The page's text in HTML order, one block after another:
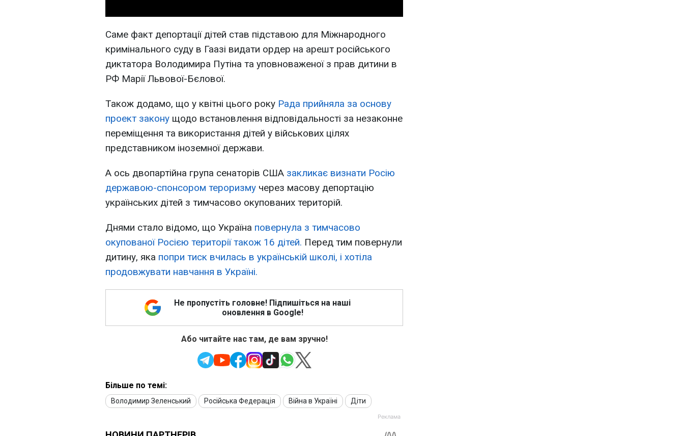
Саме факт депортації дітей став підставою для Міжнародного
кримінального суду в Гаазі видати ордер на арешт російського
диктатора Володимира Путіна та уповноваженої з прав дитини в
РФ Марії Львової-Бєлової.
Також додамо, що у квітні цього року Рада прийняла за основу
проект закону щодо встановлення відповідальності за незаконне
переміщення та використання дітей у військових цілях
представником іноземної держави.
А ось двопартійна група сенаторів США закликає визнати Росію
державою-спонсором тероризму через масову депортацію
українських дітей з тимчасово окупованих територій.
Днями стало відомо, що Україна повернула з тимчасово
окупованої Росією території також 16 дітей. Перед тим повернули
дитину, яка попри тиск вчилась в українській школі, і хотіла
продовжувати навчання в Україні.
Не пропустіть головне! Підпишіться на наші
оновлення в Google!
Або читайте нас там, де вам зручно!
Більше по темі:
Володимир Зеленський Російська Федерація Війна в Україні Діти